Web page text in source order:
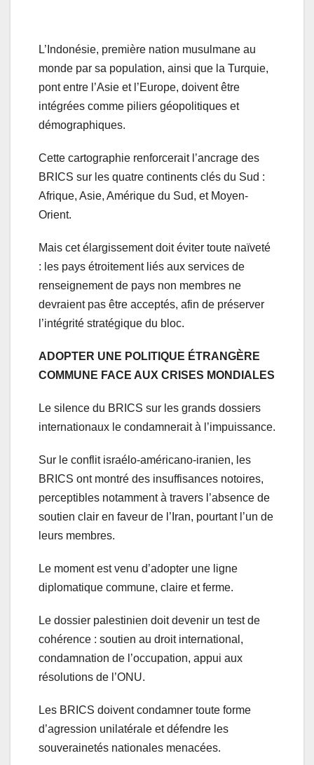
L’Indonésie, première nation musulmane au
monde par sa population, ainsi que la Turquie,
pont entre l’Asie et l’Europe, doivent être
intégrées comme piliers géopolitiques et
démographiques.
Cette cartographie renforcerait l’ancrage des
BRICS sur les quatre continents clés du Sud :
Afrique, Asie, Amérique du Sud, et Moyen-
Orient.
Mais cet élargissement doit éviter toute naïveté
: les pays étroitement liés aux services de
renseignement de pays non membres ne
devraient pas être acceptés, afin de préserver
l’intégrité stratégique du bloc.
ADOPTER UNE POLITIQUE ÉTRANGÈRE
COMMUNE FACE AUX CRISES MONDIALES
Le silence du BRICS sur les grands dossiers
internationaux le condamnerait à l’impuissance.
Sur le conflit israélo-américano-iranien, les
BRICS ont montré des insuffisances notoires,
perceptibles notamment à travers l’absence de
soutien clair en faveur de l’Iran, pourtant l’un de
leurs membres.
Le moment est venu d’adopter une ligne
diplomatique commune, claire et ferme.
Le dossier palestinien doit devenir un test de
cohérence : soutien au droit international,
condamnation de l’occupation, appui aux
résolutions de l’ONU.
Les BRICS doivent condamner toute forme
d’agression unilatérale et défendre les
souverainetés nationales menacées.